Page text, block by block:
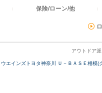
保険/ローン/他
アウトドア
ウエインズトヨタ神奈川 Ｕ－ＢＡＳＥ相模(